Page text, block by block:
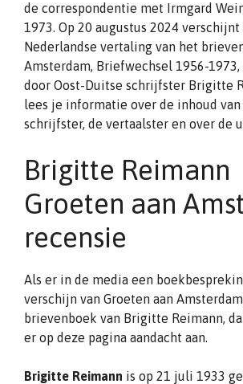
de correspondentie met Irmgard
1973. Op 20 augustus 2024 verschijnt
Nederlandse vertaling van het
Amsterdam, Briefwechsel 1956-
door Oost-Duitse schrijfster Brigitte
lees je informatie over de inhoud van
schrijfster, de vertaalster en over de
Brigitte Reimann
Groeten aan
recensie
Als er in de media een
verschijn van Groeten aan
brievenboek van Brigitte Reimann,
er op deze pagina aandacht aan.
Brigitte Reimann is op 21 juli 1933